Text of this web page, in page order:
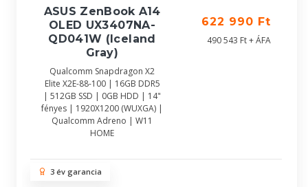
ASUS ZenBook A14
OLED UX3407NA-
QD041W (Iceland
Gray)
Qualcomm Snapdragon X2
Elite X2E-88-100 | 16GB DDR5
| 512GB SSD | 0GB HDD | 14"
fényes | 1920X1200 (WUXGA) |
Qualcomm Adreno | W11
HOME
622 990 Ft
490 543 Ft + ÁFA
3 év garancia